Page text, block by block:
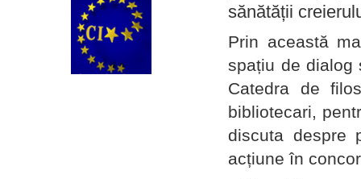
sănătății
Prin această
spațiu de dialog
Catedra de
bibliotecari,
discuta despre
acțiune în